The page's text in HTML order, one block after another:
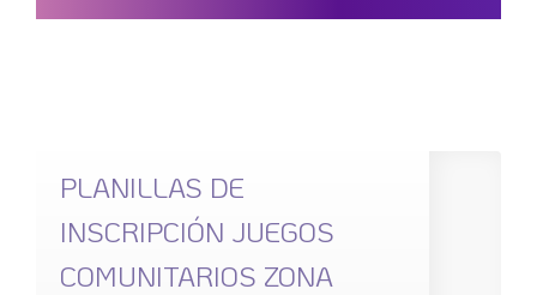
PLANILLAS DE
INSCRIPCIÓN JUEGOS
COMUNITARIOS ZONA